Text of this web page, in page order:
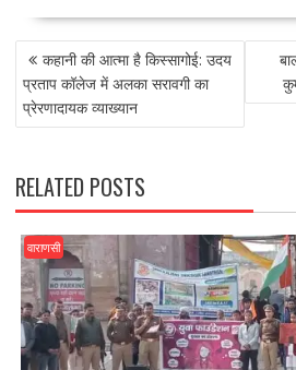
e
b
o
o
to
d
o
n
ai
l
ar
e
POST
NAVIGATION
कहानी की आत्मा है किस्सागोई: उदय
प्रताप कॉलेज में अलका सरावगी का
प्रेरणादायक व्याख्यान
RELATED POSTS
वाराणसी